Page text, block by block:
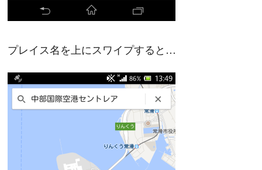
プレイス名を上にスワイプすると…